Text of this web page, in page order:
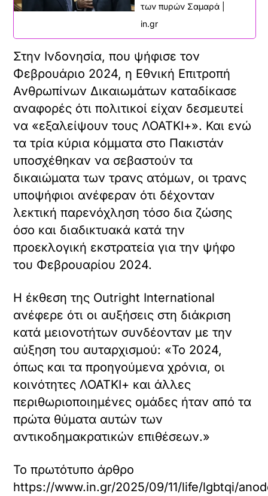
των πυρών Σαμαρά |
in.gr
Στην Ινδονησία, που ψήφισε τον
Φεβρουάριο 2024, η Εθνική Επιτροπή
Ανθρωπίνων Δικαιωμάτων καταδίκασε
αναφορές ότι πολιτικοί είχαν δεσμευτεί
να «εξαλείψουν τους ΛΟΑΤΚΙ+». Και ενώ
τα τρία κύρια κόμματα στο Πακιστάν
υποσχέθηκαν να σεβαστούν τα
δικαιώματα των τρανς ατόμων, οι τρανς
υποψήφιοι ανέφεραν ότι δέχονταν
λεκτική παρενόχληση τόσο δια ζώσης
όσο και διαδικτυακά κατά την
προεκλογική εκστρατεία για την ψήφο
του Φεβρουαρίου 2024.
Η έκθεση της Outright International
ανέφερε ότι οι αυξήσεις στη διάκριση
κατά μειονοτήτων συνδέονταν με την
αύξηση του αυταρχισμού: «Το 2024,
όπως και τα προηγούμενα χρόνια, οι
κοινότητες ΛΟΑΤΚΙ+ και άλλες
περιθωριοποιημένες ομάδες ήταν από τα
πρώτα θύματα αυτών των
αντικοδημακρατικών επιθέσεων.»
Το πρωτότυπο άρθρο
https://www.in.gr/2025/09/11/life/lgbtqi/